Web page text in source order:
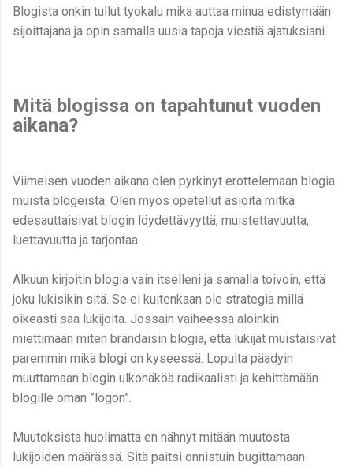
Blogista onkin tullut työkalu mikä auttaa minua edistymään
sijoittajana ja opin samalla uusia tapoja viestiä ajatuksiani.
Mitä blogissa on tapahtunut vuoden
aikana?
Viimeisen vuoden aikana olen pyrkinyt erottelemaan blogia
muista blogeista. Olen myös opetellut asioita mitkä
edesauttaisivat blogin löydettävyyttä, muistettavuutta,
luettavuutta ja tarjontaa.
Alkuun kirjoitin blogia vain itselleni ja samalla toivoin, että
joku lukisikin sitä. Se ei kuitenkaan ole strategia millä
oikeasti saa lukijoita. Jossain vaiheessa aloinkin
miettimään miten brändäisin blogia, että lukijat muistaisivat
paremmin mikä blogi on kyseessä. Lopulta päädyin
muuttamaan blogin ulkonäköä radikaalisti ja kehittämään
blogille oman ”logon”.
Muutoksista huolimatta en nähnyt mitään muutosta
lukijoiden määrässä. Sitä paitsi onnistuin bugittamaan